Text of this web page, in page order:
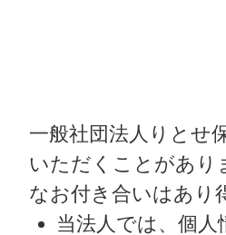
一般社団法人りとせ
いただくことがあり
なお付き合いはあり
当法人では、個人